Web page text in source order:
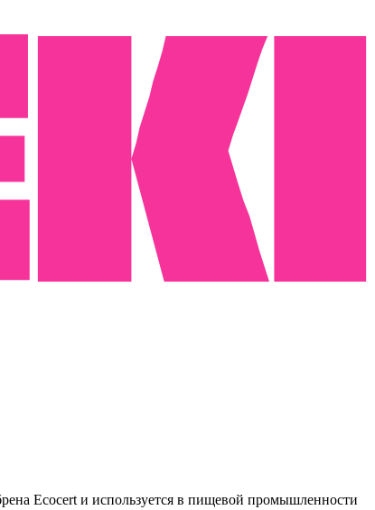
Ecocert и используется в пищевой промышленности